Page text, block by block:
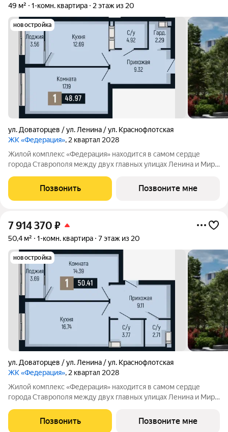
49 м² 1-комн. квартира 2 этаж из 20
новостройка
ул. Доваторцев / ул. Ленина / ул. Краснофлотская
ЖК «Федерация», 2 квартал 2028
Жилой комплекс «Федерация» находится в самом сердце
города Ставрополя между двух главных улицах Ленина и Мира,
Доваторцев. Зеленый двор способен придать новый уровень
качеству жизни, а его хозяину
Позвонить Позвоните мне
7 914 370 ₽
50,4 м² 1-комн. квартира 7 этаж из 20
новостройка
ул. Доваторцев / ул. Ленина / ул. Краснофлотская
ЖК «Федерация», 2 квартал 2028
Жилой комплекс «Федерация» находится в самом сердце
города Ставрополя между двух главных улицах Ленина и Мира,
Доваторцев. Зеленый двор способен придать новый уровень
качеству жизни, а его хозяину
Позвонить Позвоните мне